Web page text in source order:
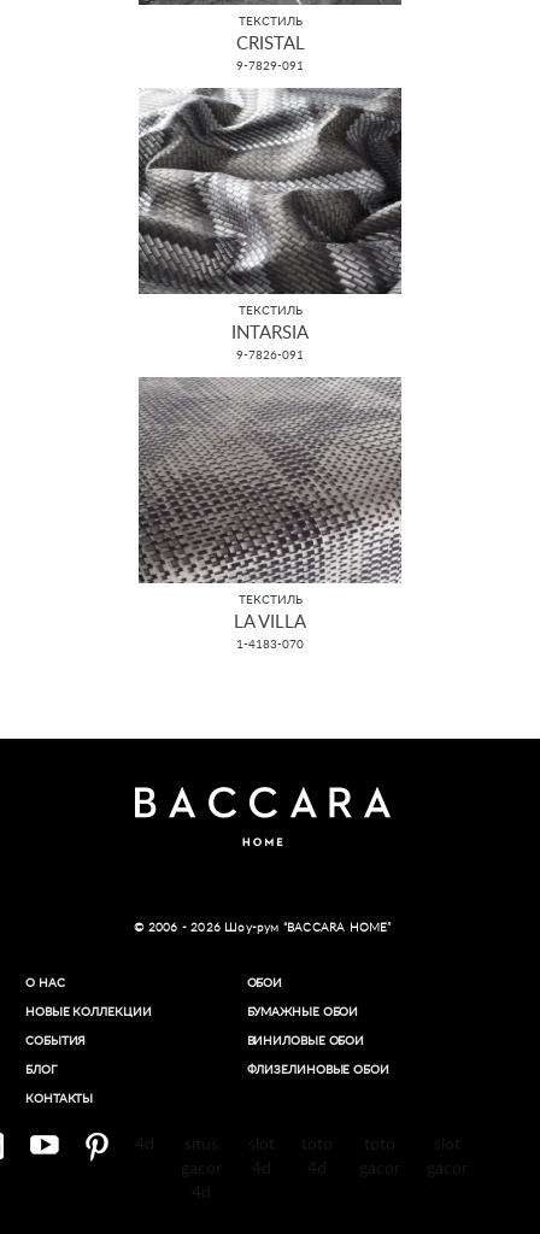
ТЕКСТИЛЬ
CRISTAL
9-7829-091
ТЕКСТИЛЬ
INTARSIA
9-7826-091
ТЕКСТИЛЬ
LA VILLA
1-4183-070
© 2006 - 2026 Шоу-рум “BACCARA HOME”
О НАС
НОВЫЕ КОЛЛЕКЦИИ
СОБЫТИЯ
БЛОГ
КОНТАКТЫ
ОБОИ
БУМАЖНЫЕ ОБОИ
ВИНИЛОВЫЕ ОБОИ​
ФЛИЗЕЛИНОВЫЕ ОБОИ